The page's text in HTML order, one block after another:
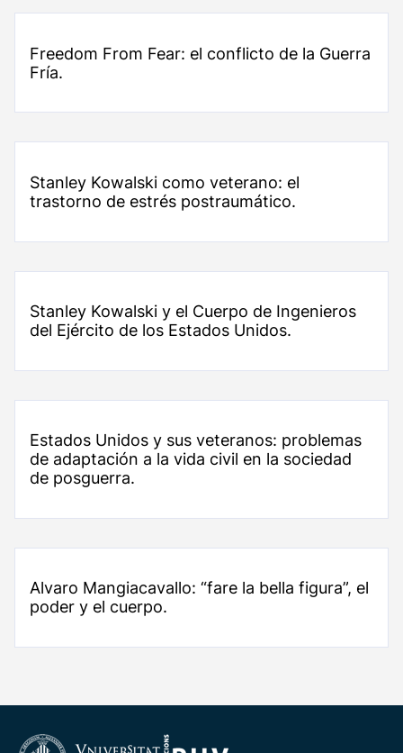
​Freedom From Fear​: el conflicto de la Guerra
Fría.
Stanley Kowalski como veterano: el
trastorno de estrés postraumático.
Stanley Kowalski y el Cuerpo de Ingenieros
del Ejército de los Estados Unidos.
Estados Unidos y sus veteranos: problemas
de adaptación a la vida civil en la sociedad
de posguerra.
Alvaro Mangiacavallo: “fare la bella figura”, el
poder y el cuerpo.